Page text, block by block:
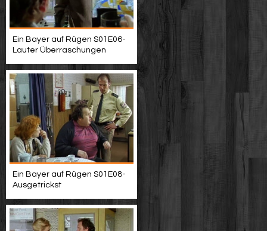
Ein Bayer auf Rügen S01E06-
Lauter Überraschungen
Ein Bayer auf Rügen S01E08-
Ausgetrickst